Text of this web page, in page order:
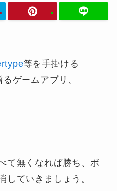
等を手掛ける
ゲームアプリ、
て無くなれば勝ち、ボ
していきましょう。